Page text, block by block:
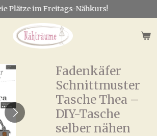
Plätze im Freitags-Nähkurs!
Fadenkäfer
Schnittmuster
Tasche Thea –
DIY-Tasche
selber nähen